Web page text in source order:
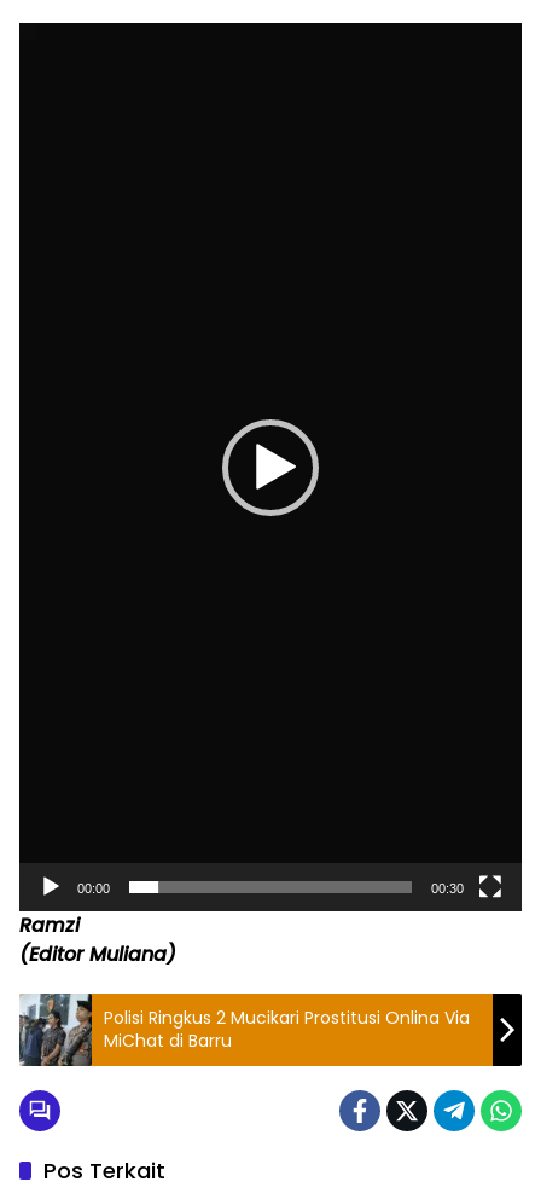
00:00 00:30
Ramzi
(Editor Muliana)
Polisi Ringkus 2 Mucikari Prostitusi Onlina Via
MiChat di Barru
Pos Terkait